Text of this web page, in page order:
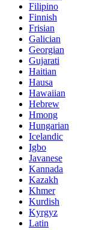
Filipino
Finnish
Frisian
Galician
Georgian
Gujarati
Haitian
Hausa
Hawaiian
Hebrew
Hmong
Hungarian
Icelandic
Igbo
Javanese
Kannada
Kazakh
Khmer
Kurdish
Kyrgyz
Latin